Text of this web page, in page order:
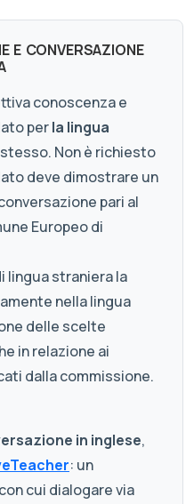
E CONVERSAZIONE
conoscenza e
perla lingua
Non è richiesto
deve dimostrare un
pari al
Europeo di
lingua straniera la
nella lingua
delle scelte
in relazione ai
dalla commissione.
in inglese,
: un
cui dialogare via